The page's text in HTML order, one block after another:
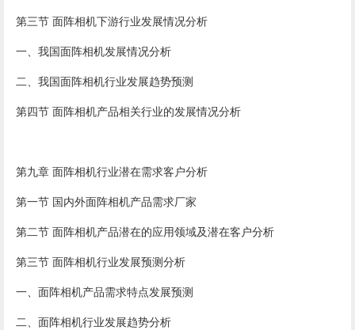
第三节 面阵相机下游行业发展情况分析
一、我国面阵相机发展情况分析
二、我国面阵相机行业发展趋势预测
第四节 面阵相机产品相关行业的发展情况分析
第九章 面阵相机行业潜在需求客户分析
第一节 国内外面阵相机产品需求厂家
第二节 面阵相机产品潜在的应用领域及潜在客户分析
第三节 面阵相机行业发展预测分析
一、面阵相机产品需求特点发展预测
二、面阵相机行业发展趋势分析